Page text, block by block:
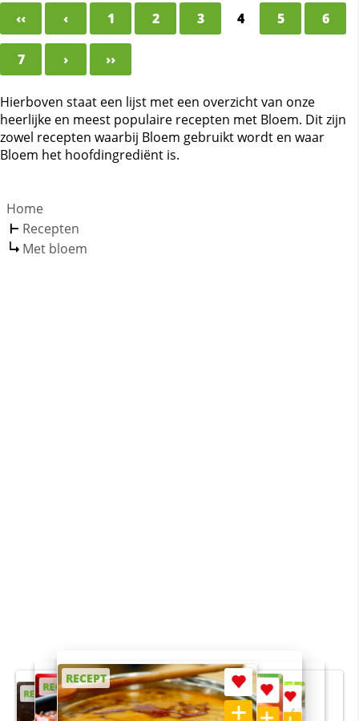
‹‹ ‹ 1 2 3 4 5 6
7 › ››
Hierboven staat een lijst met een overzicht van onze
heerlijke en meest populaire recepten met Bloem. Dit zijn
zowel recepten waarbij Bloem gebruikt wordt en waar
Bloem het hoofdingrediënt is.
Home
Recepten
Met bloem
RECEPT
RECEPT
RECEPT
RECEPT
RECEPT